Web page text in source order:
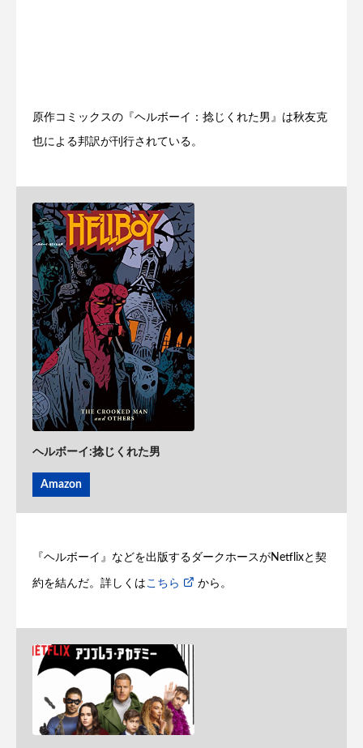
原作コミックスの『ヘルボーイ：捻じくれた男』は秋友克
也による邦訳が刊行されている。
ヘルボーイ:捻じくれた男
Amazon
『ヘルボーイ』などを出版するダークホースがNetflixと契
約を結んだ。詳しくはこちら から。